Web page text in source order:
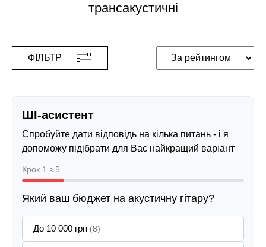
трансакустичні
ФІЛЬТР
ШІ-асистент
Спробуйте дати відповідь на кілька питань - і я
допоможу підібрати для Вас найкращий варіант
Крок 1 з 5
Який ваш бюджет на акустичну гітару?
До 10 000 грн (8)